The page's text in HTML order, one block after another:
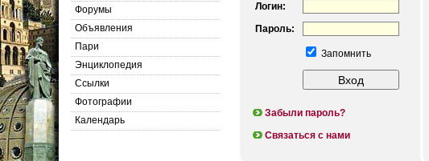
Форумы
Объявления
Пари
Энциклопедия
Cсылки
Фотографии
Календарь
Логин:
Пароль:
Запомнить
Забыли пароль?
Связаться с нами